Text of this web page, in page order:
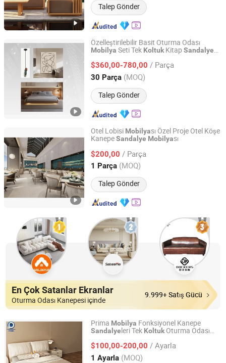
Talep Gönder
Özelleştirilebilir Basit Oturma Odası
Mobilya Seti Tek KoltukKitap Sandalyesi
Alışveriş Merkezi Kumaş
$360,00-780,00 / Parça
30 Parça (MOQ)
Talep Gönder
Shanghai Miaolian Industry Co., Ltd.
Shanghai, China Fiyat 2023
Otel Lobisi Mobilyası Özel Proje Otel Köşe
KanepeSandalye Mobilyası
$200,00 / Parça
1 Parça (MOQ)
Talep Gönder
Foshan Optima Building Material Co., Ltd.
Guangdong, China Fiyat 2026
En Çok Satanlar Ekranlar
Oturma Odası Kanepesi içinde
9.999+ Satış Gücü
Prima Mobilya Fonksiyonel Kanepe
Sandalyeleri Tek KoltukOturma Odası
$100,00-200,00 / Ayarla
1 Ayarla (MOQ)
Shenzhen Orient Industry Co. Limited
Guangdong, China Fiyat 2020